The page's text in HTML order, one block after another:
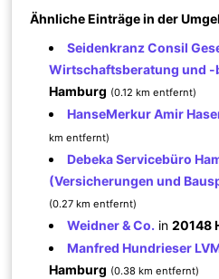
Ähnliche Einträge in der
Seidenkranz Consil
Wirtschaftsberatung und -
Hamburg (0.12 km entfernt)
HanseMerkur Amir
km entfernt)
Debeka Servicebüro
(Versicherungen und
(0.27 km entfernt)
Weidner & Co. in20148
Manfred Hundrieser
Hamburg (0.38 km entfernt)